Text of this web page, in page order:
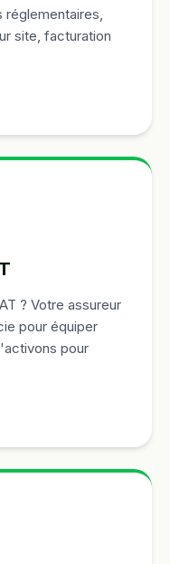
site, facturation
? Votre assureur
pour équiper
pour